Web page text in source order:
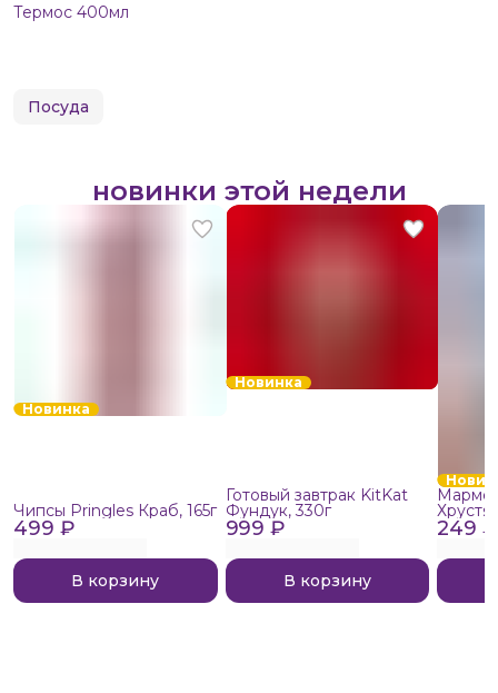
Термос 400мл
Посуда
новинки этой недели
Новинка
499 ₽
Чипсы Pringles Краб, 165г
В корзину
Новинка
999 ₽
Готовый завтрак KitKat
Фундук, 330г
В корзину
249 ₽